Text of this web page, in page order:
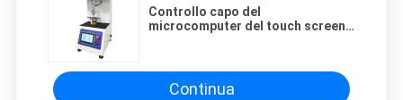
Controllo capo del
microcomputer del touch screen
chiusura lampo
Continua